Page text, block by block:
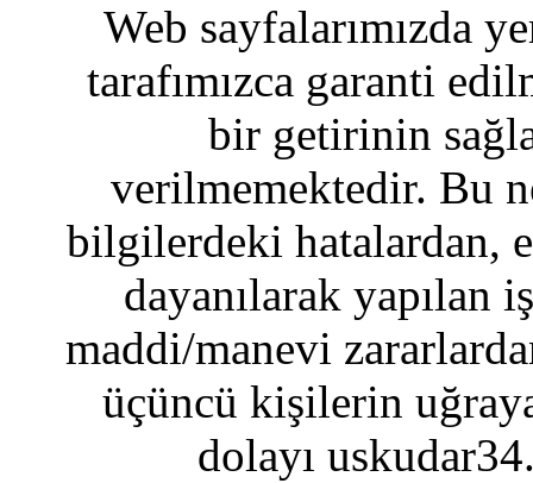
Web sayfalarımızda
tarafımızca garanti
bir getirinin
verilmemektedir. Bu
bilgilerdeki hatalardan,
dayanılarak yapılan
maddi/manevi
üçüncü kişilerin
dolayı